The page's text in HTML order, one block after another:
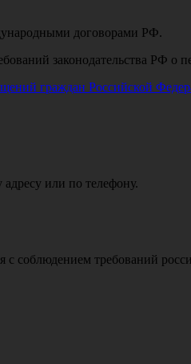
договорами РФ.
законодательства РФ о
граждан Российской
или по телефону.
требований